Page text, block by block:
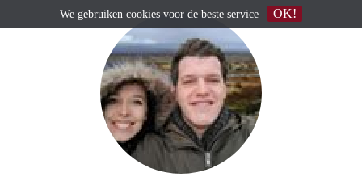
We gebruiken cookies voor de beste service OK!